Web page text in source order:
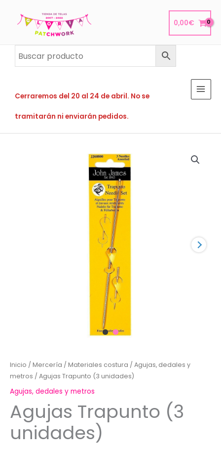
0,00€
Cerraremos del 20 al 24 de abril. No se
tramitarán ni enviarán pedidos.
Inicio / Mercería / Materiales costura / Agujas, dedales y
metros / Agujas Trapunto (3 unidades)
Agujas, dedales y metros
Agujas Trapunto (3
unidades)